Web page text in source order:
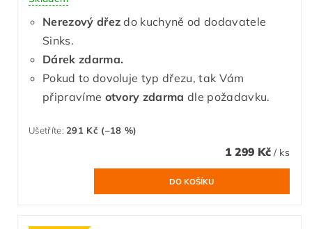
Nerezový dřez do kuchyně od dodavatele
Sinks.
Dárek zdarma.
Pokud to dovoluje typ dřezu, tak Vám
připravíme otvory zdarma dle požadavku.
Ušetříte: 291 Kč (–18 %)
1 299 Kč / ks